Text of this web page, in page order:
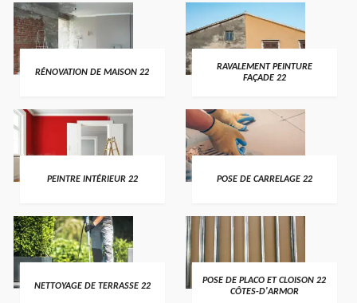
RÉNOVATION DE MAISON 22
RAVALEMENT PEINTURE
FAÇADE 22
PEINTRE INTÉRIEUR 22 POSE DE CARRELAGE 22
NETTOYAGE DE TERRASSE 22
POSE DE PLACO ET CLOISON 22
CÔTES-D'ARMOR